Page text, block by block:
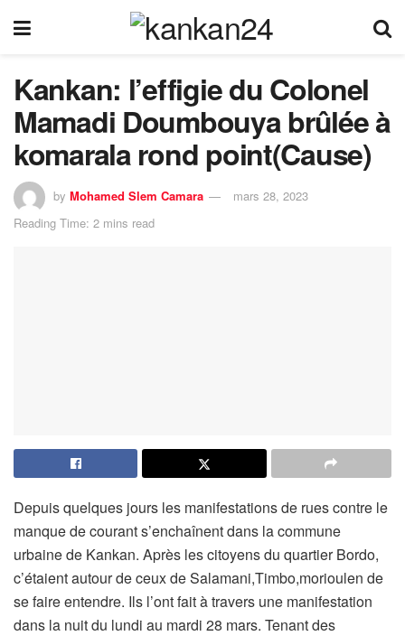
Kankan: l’effigie du Colonel
Mamadi Doumbouya brûlée à
komarala rond point(Cause)
by Mohamed Slem Camara
mars 28, 2023
Reading Time: 2 mins read
Depuis quelques jours les manifestations de rues contre le
manque de courant s’enchaînent dans la commune
urbaine de Kankan. Après les citoyens du quartier Bordo,
c’étaient autour de ceux de Salamani,Timbo,morioulen de
se faire entendre. Ils l’ont fait à travers une manifestation
dans la nuit du lundi au mardi 28 mars. Tenant des